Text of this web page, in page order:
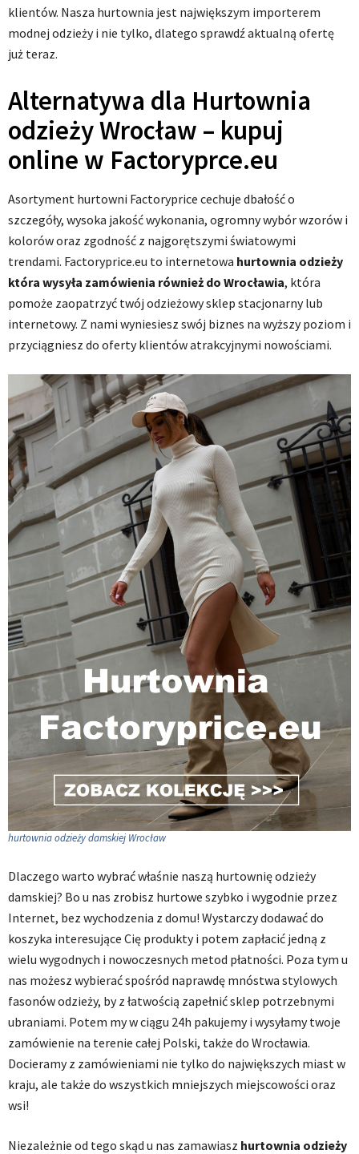
klientów. Nasza hurtownia jest największym importerem
modnej odzieży i nie tylko, dlatego sprawdź aktualną ofertę
już teraz.
Alternatywa dla Hurtownia
odzieży Wrocław – kupuj
online w Factoryprce.eu
Asortyment hurtowni Factoryprice cechuje dbałość o
szczegóły, wysoka jakość wykonania, ogromny wybór wzorów i
kolorów oraz zgodność z najgorętszymi światowymi
trendami. Factoryprice.eu to internetowa hurtownia odzieży
która wysyła zamówienia również do Wrocławia, która
pomoże zaopatrzyć twój odzieżowy sklep stacjonarny lub
internetowy. Z nami wyniesiesz swój biznes na wyższy poziom i
przyciągniesz do oferty klientów atrakcyjnymi nowościami.
hurtownia odzieży damskiej Wrocław
Dlaczego warto wybrać właśnie naszą hurtownię odzieży
damskiej? Bo u nas zrobisz hurtowe szybko i wygodnie przez
Internet, bez wychodzenia z domu! Wystarczy dodawać do
koszyka interesujące Cię produkty i potem zapłacić jedną z
wielu wygodnych i nowoczesnych metod płatności. Poza tym u
nas możesz wybierać spośród naprawdę mnóstwa stylowych
fasonów odzieży, by z łatwością zapełnić sklep potrzebnymi
ubraniami. Potem my w ciągu 24h pakujemy i wysyłamy twoje
zamówienie na terenie całej Polski, także do Wrocławia.
Docieramy z zamówieniami nie tylko do największych miast w
kraju, ale także do wszystkich mniejszych miejscowości oraz
wsi!
Niezależnie od tego skąd u nas zamawiasz hurtownia odzieży